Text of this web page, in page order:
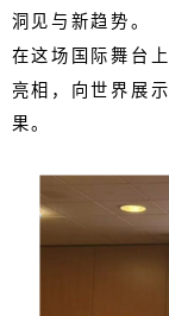
洞见与新趋势。
在这场国际舞台
亮相，向世界展
果。